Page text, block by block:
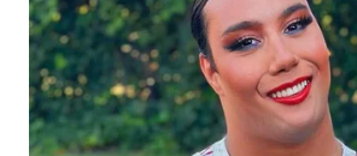
WN
PRIANGAN
TIMUR